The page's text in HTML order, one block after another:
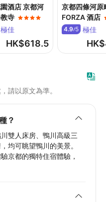
酒店 京都河
寺
極佳
HK$618.5
京都四條河原
FORZA 酒店
4.9/5 極佳
HK$
請以原文為準。
？
雙人床房、鴨川高級三
均可眺望鴨川的美景。
京都的獨特住宿體驗，